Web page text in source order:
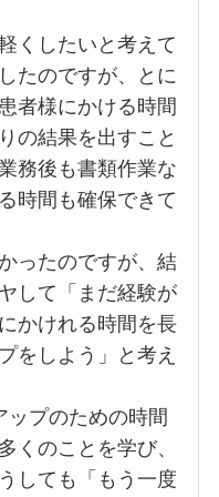
くしたいと考えて
たのですが、とに
者様にかける時間
の結果を出すこと
務後も書類作業な
時間も確保できて
ったのですが、結
して「まだ経験が
かけれる時間を長
をしよう」と考え
ップのための時間
くのことを学び、
しても「もう一度